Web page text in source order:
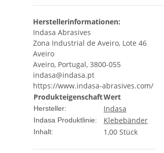
Herstellerinformationen:
Indasa Abrasives
Zona Industrial de Aveiro, Lote 46
Aveiro
Aveiro, Portugal, 3800-055
indasa@indasa.pt
https://www.indasa-abrasives.com/
ProdukteigenschaftWert
Hersteller: Indasa
Indasa Produktlinie: Klebebänder
Inhalt: 1,00 Stück